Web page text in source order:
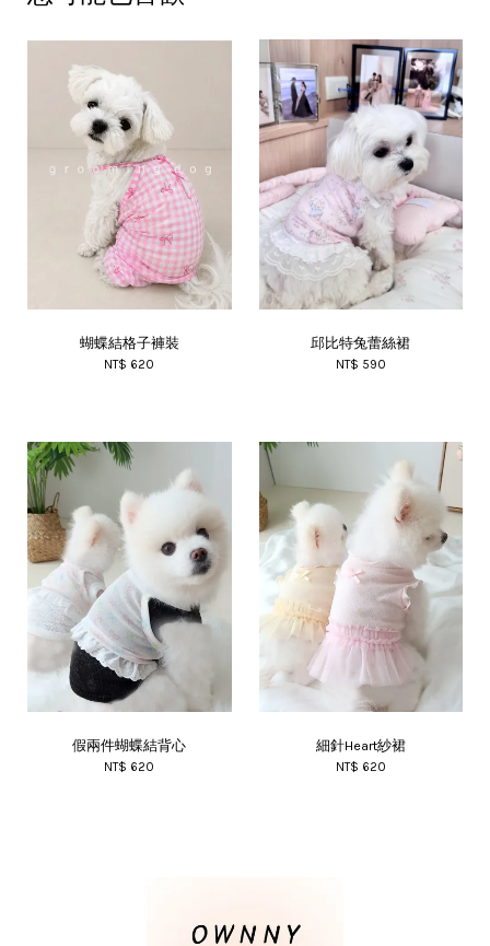
蝴蝶結格子褲裝
NT$ 620
邱比特兔蕾絲裙
NT$ 590
假兩件蝴蝶結背心
NT$ 620
細針Heart紗裙
NT$ 620